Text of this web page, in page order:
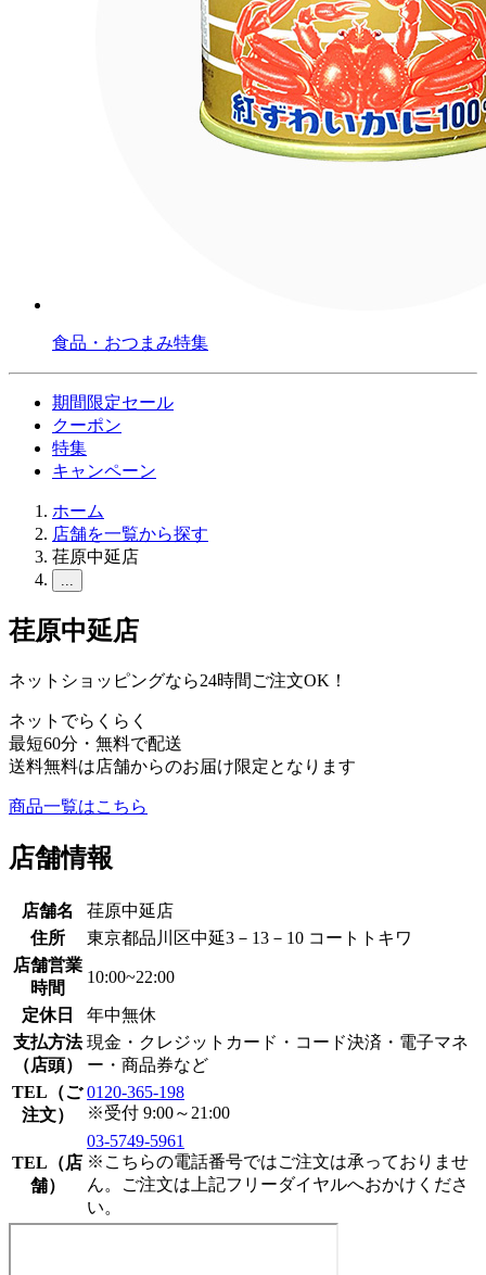
食品・おつまみ特集
期間限定セール
クーポン
特集
キャンペーン
ホーム
店舗を一覧から探す
荏原中延店
...
荏原中延店
ネットショッピングなら24時間ご注文OK！
ネットでらくらく
最短60分・無料で配送
送料無料は店舗からのお届け限定となります
商品一覧はこちら
店舗情報
店舗名
荏原中延店
住所
東京都品川区中延3－13－10 コートトキワ
店舗営業
時間
10:00~22:00
定休日
年中無休
支払方法
（店頭）
現金・クレジットカード・コード決済・電子マネ
ー・商品券など
TEL（ご
注文）
0120-365-198
※受付 9:00～21:00
TEL（店
舗）
03-5749-5961
※こちらの電話番号ではご注文は承っておりませ
ん。ご注文は上記フリーダイヤルへおかけくださ
い。